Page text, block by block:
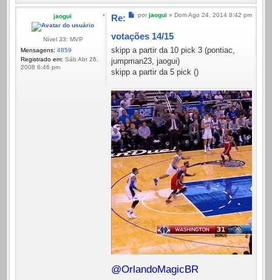
jaogui
Nível 33: MVP
Mensagens: 4859
Registrado em: Sáb Abr 26,
2008 6:46 pm
Mensagem
por jaogui » Dom Ago 24, 2014 8:42 pm
Re:
votações 14/15
skipp a partir da 10 pick 3 (pontiac,
jumpman23, jaogui)
skipp a partir da 5 pick ()
@OrlandoMagicBR